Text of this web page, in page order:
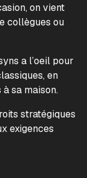
on vient
collègues ou
a l’oeil pour
en
sa maison.
stratégiques
exigences